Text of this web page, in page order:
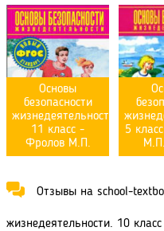
Основы
безопасности
жизнедеятельности.
11 класс -
Фролов М.П.
5
Отзывы на school-
жизнедеятельности. 10